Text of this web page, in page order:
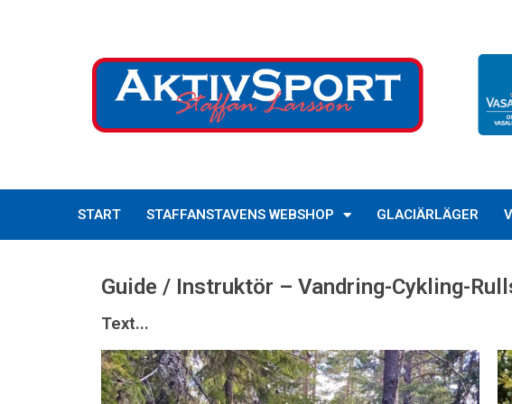
START STAFFANSTAVENS WEBSHOP GLACIÄRLÄGER
Guide / Instruktör – Vandring-Cykling-
Text...